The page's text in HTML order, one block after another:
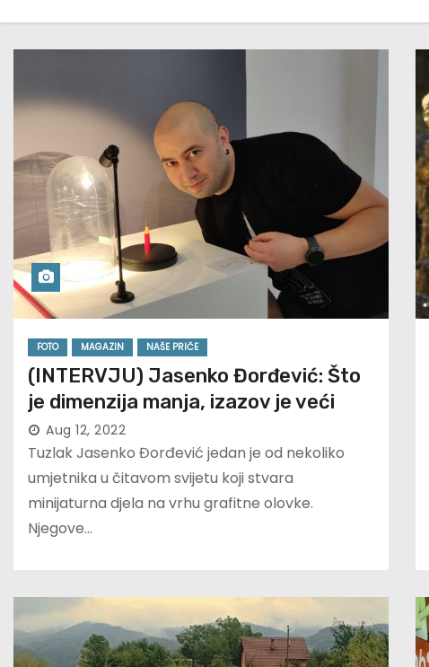
FOTO MAGAZIN NAŠE PRIČE
(INTERVJU) Jasenko Đorđević: Što
je dimenzija manja, izazov je veći
Aug 12, 2022
Tuzlak Jasenko Đorđević jedan je od nekoliko
umjetnika u čitavom svijetu koji stvara
minijaturna djela na vrhu grafitne olovke.
Njegove…